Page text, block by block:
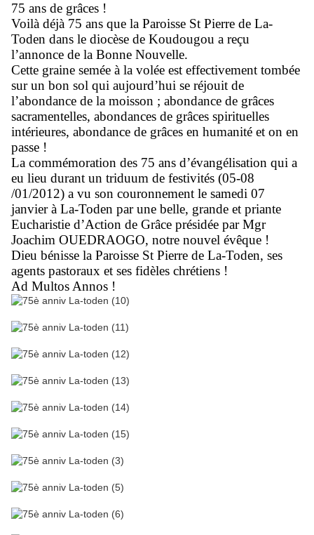
75 ans de grâces !
Voilà déjà 75 ans que la Paroisse St Pierre de La-
Toden dans le diocèse de Koudougou a reçu
l’annonce de la Bonne Nouvelle.
Cette graine semée à la volée est effectivement tombée
sur un bon sol qui aujourd’hui se réjouit de
l’abondance de la moisson ; abondance de grâces
sacramentelles, abondances de grâces spirituelles
intérieures, abondance de grâces en humanité et on en
passe !
La commémoration des 75 ans d’évangélisation qui a
eu lieu durant un triduum de festivités (05-08
/01/2012) a vu son couronnement le samedi 07
janvier à La-Toden par une belle, grande et priante
Eucharistie d’Action de Grâce présidée par Mgr
Joachim OUEDRAOGO, notre nouvel évêque !
Dieu bénisse la Paroisse St Pierre de La-Toden, ses
agents pastoraux et ses fidèles chrétiens !
Ad Multos Annos !